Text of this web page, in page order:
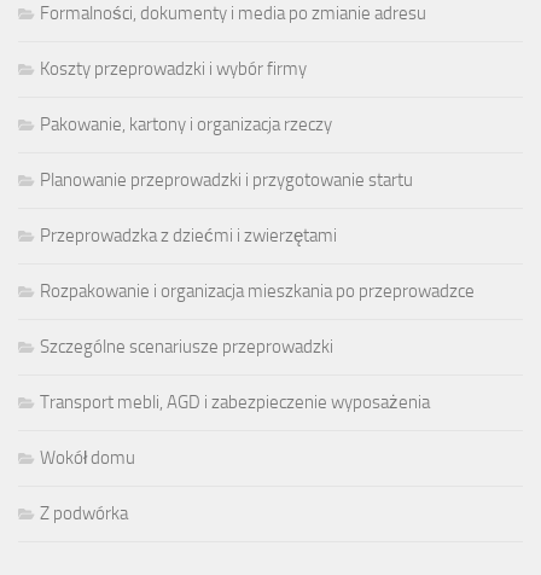
Formalności, dokumenty i media po zmianie adresu
Koszty przeprowadzki i wybór firmy
Pakowanie, kartony i organizacja rzeczy
Planowanie przeprowadzki i przygotowanie startu
Przeprowadzka z dziećmi i zwierzętami
Rozpakowanie i organizacja mieszkania po przeprowadzce
Szczególne scenariusze przeprowadzki
Transport mebli, AGD i zabezpieczenie wyposażenia
Wokół domu
Z podwórka